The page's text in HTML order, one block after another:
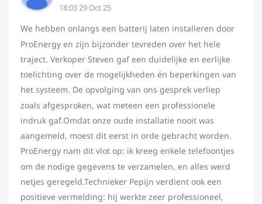
18:03 29 Oct 25
We hebben onlangs een batterij laten installeren door
ProEnergy en zijn bijzonder tevreden over het hele
traject. Verkoper Steven gaf een duidelijke en eerlijke
toelichting over de mogelijkheden én beperkingen van
het systeem. De opvolging van ons gesprek verliep
zoals afgesproken, wat meteen een professionele
indruk gaf.Omdat onze oude installatie nooit was
aangemeld, moest dit eerst in orde gebracht worden.
ProEnergy nam dit vlot op: ik kreeg enkele telefoontjes
om de nodige gegevens te verzamelen, en alles werd
netjes geregeld.Technieker Pepijn verdient ook een
positieve vermelding: hij werkte zeer professioneel,